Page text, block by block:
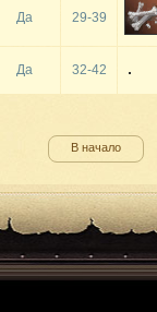
Да 29-39
Да 32-42
В начало